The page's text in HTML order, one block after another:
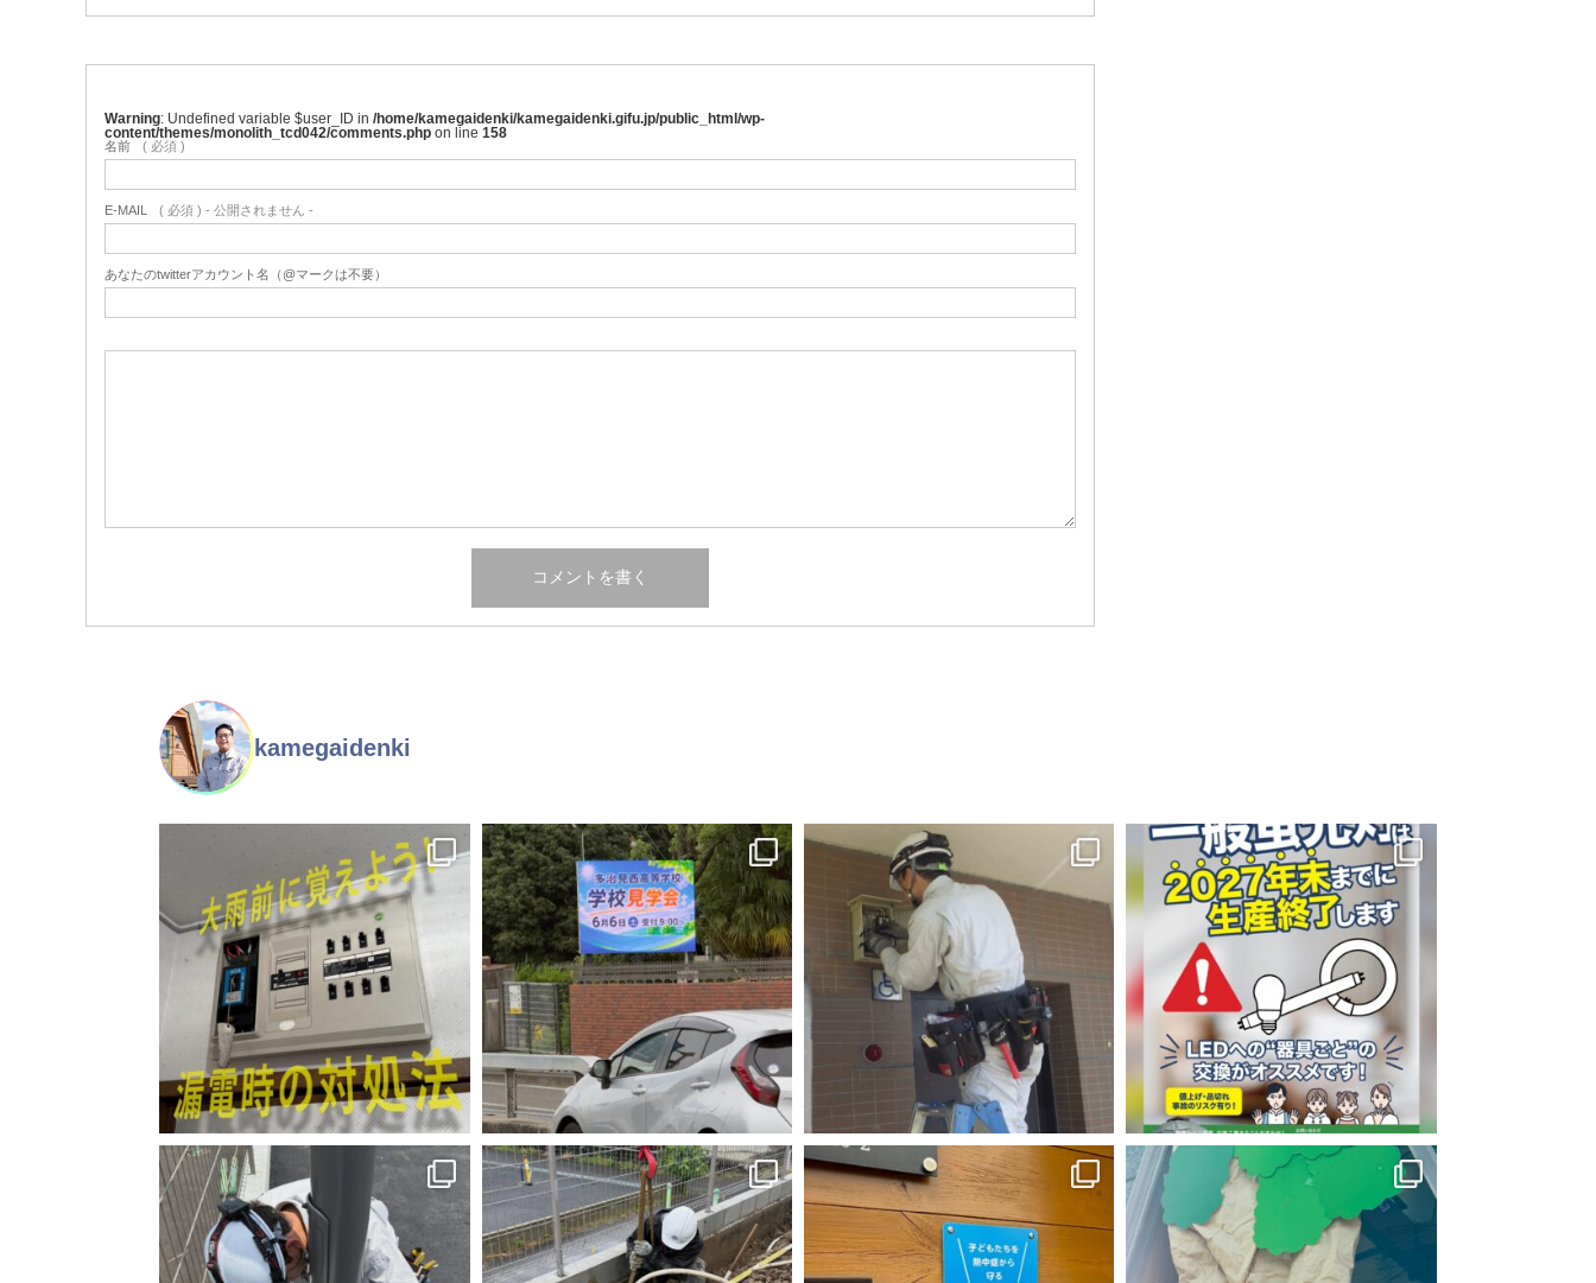
Warning : Undefined variable $user_ID in /home/kamegaidenki/kamegaidenki.gifu.jp/public_html/wp-
content/themes/monolith_tcd042/comments.php on line 158
名前 ( 必須 )
E-MAIL ( 必須 ) - 公開されません -
あなたのtwitterアカウント名（@マークは不要）
kamegaidenki